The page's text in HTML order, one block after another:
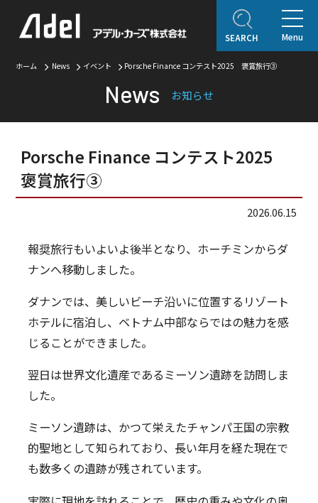
SEARCH
ホーム News イベント Porsche Finance コンテスト2025 褒賞旅行③
News お知らせ
Porsche Finance コンテスト2025
褒賞旅行③
2026.06.15
報奨旅行もいよいよ後半となり、ホーチミンからダ
ナンへ移動しました。
ダナンでは、美しいビーチ沿いに位置するリゾート
ホテルに宿泊し、ベトナム中部ならではの魅力を感
じることができました。
翌日は世界文化遺産であるミーソン遺跡を訪問しま
した。
ミーソン遺跡は、かつて栄えたチャンパ王国の宗教
的聖地として知られており、長い年月を経た現在で
も数多くの遺跡が残されています。
Menu
ホーム
企業情報
ご挨拶会社概要Adel Pressアクセス
取り扱いブランド
アフターサービス
自動車保険
アデルレポート
アデル・コレクションギャラリー
認定・表彰・受賞
SDGsの取り組み
採用情報
新卒採用キャリア採用働く環境
お問い合わせ
プライバシーポリシー